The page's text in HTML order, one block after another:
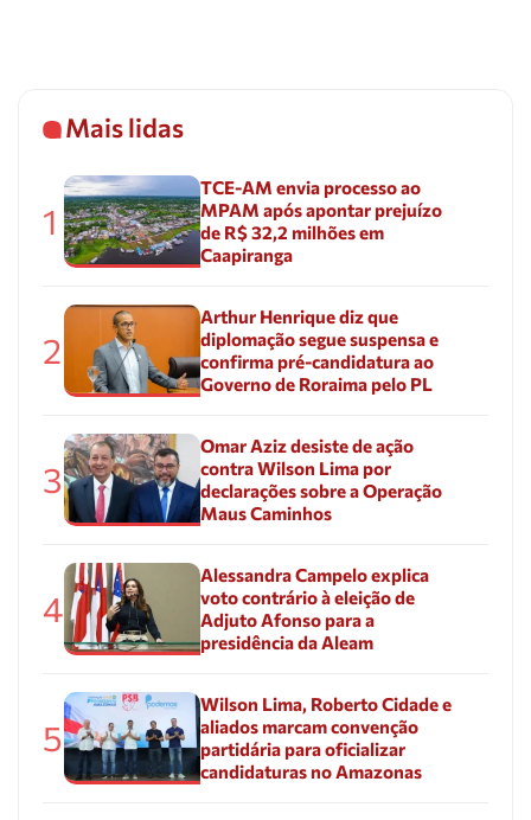
Mais lidas
1
TCE-AM envia processo ao
MPAM após apontar prejuízo
de R$ 32,2 milhões em
Caapiranga
2
Arthur Henrique diz que
diplomação segue suspensa e
confirma pré-candidatura ao
Governo de Roraima pelo PL
3
Omar Aziz desiste de ação
contra Wilson Lima por
declarações sobre a Operação
Maus Caminhos
4
Alessandra Campelo explica
voto contrário à eleição de
Adjuto Afonso para a
presidência da Aleam
5
Wilson Lima, Roberto Cidade e
aliados marcam convenção
partidária para oficializar
candidaturas no Amazonas